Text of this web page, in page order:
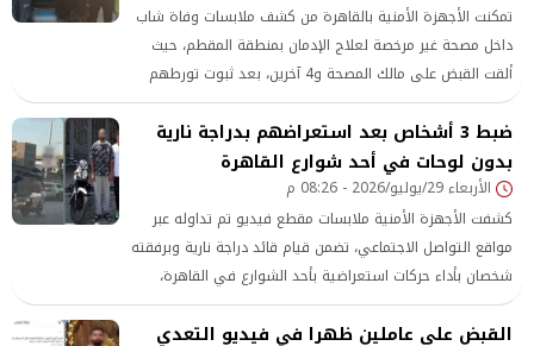
تمكنت الأجهزة الأمنية بالقاهرة من كشف ملابسات وفاة شاب
داخل مصحة غير مرخصة لعلاج الإدمان بمنطقة المقطم، حيث
ألقت القبض على مالك المصحة و4 آخرين، بعد ثبوت تورطهم
في التعدي على النزيل بالضرب وتكبيله، ما تسبب في وفاته
متأثرًا بإصاباتهضبط 3 أشخاص بعد استعراضهم بدراجة نارية
بدون لوحات في أحد شوارع القاهرة
الأربعاء 29/يوليو/2026 - 08:26 م
كشفت الأجهزة الأمنية ملابسات مقطع فيديو تم تداوله عبر
مواقع التواصل الاجتماعي، تضمن قيام قائد دراجة نارية وبرفقته
شخصان بأداء حركات استعراضية بأحد الشوارع في القاهرة،
معرضين حياتهم وحياة المواطنين للخطر
القبض على عاملين ظهرا في فيديو التعدي